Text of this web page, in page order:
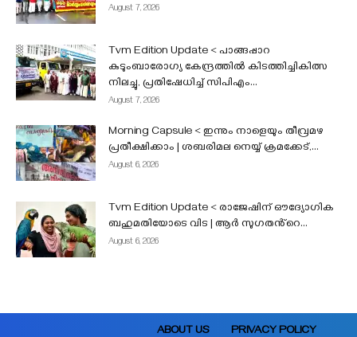
August 7, 2026
Tvm Edition Update < പാങ്ങപ്പാറ
കുടുംബാരോഗ്യ കേന്ദ്രത്തിൽ കിടത്തിച്ചികിത്സ
നിലച്ചു, പ്രതിഷേധിച്ച് സിപിഎം...
August 7, 2026
Morning Capsule < ഇന്നും നാളെയും തീവ്രമഴ
പ്രതീക്ഷിക്കാം | ശബരിമല നെയ്യ് ക്രമക്കേട്,...
August 6, 2026
Tvm Edition Update < രാജേഷിന് ഔദ്യോഗിക
ബഹുമതിയോടെ വിട | ആർ സുഗതൻ്റെ...
August 6, 2026
ABOUT US PRIVACY POLICY